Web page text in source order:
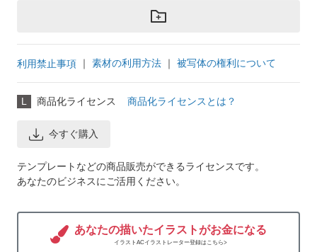
利用禁止事項 ｜ 素材の利用方法 ｜ 被写体の権利について
L 商品化ライセンス 商品化ライセンスとは？
今すぐ購入
テンプレートなどの商品販売ができるライセンスです。
あなたのビジネスにご活用ください。
あなたの描いたイラストがお金になる
イラストACイラストレーター登録はこちら>